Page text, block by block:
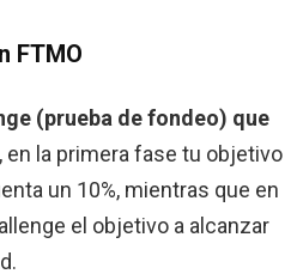
FTMO
(prueba de fondeo) que
, en la primera fase tu objetivo
un 10%, mientras que en
el objetivo a alcanzar